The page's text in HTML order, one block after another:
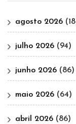
agosto 2026
julho 2026 (94)
junho 2026 (86)
maio 2026 (64)
abril 2026 (86)